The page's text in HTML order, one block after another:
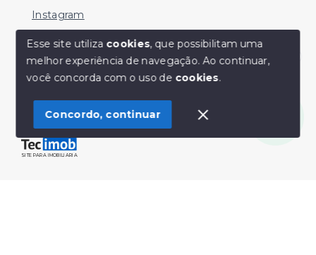
Olá! Estamos disponíveis para te ajudar.
Instagram
Facebook
Youtube
© Copyright 2026 - Sérgio Silveira Imóveis - Todos os
direitos reservados
SITE PARA IMOBILIARIA
Esse site utiliza cookies, que possibilitam uma
melhor experiência de navegação.Ao continuar,
você concorda com o uso de cookies.
Concordo, continuar